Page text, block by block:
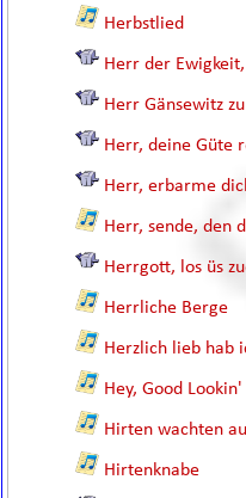
Herbstlied
Herr der
Herr Gänsewitz
Herr, deine Güte
Herr, erbarme
Herr, sende, den
Herrgott, los üs
Herrliche Berge
Herzlich lieb hab
Hey, Good Lookin'
Hirten wachten
Hirtenknabe